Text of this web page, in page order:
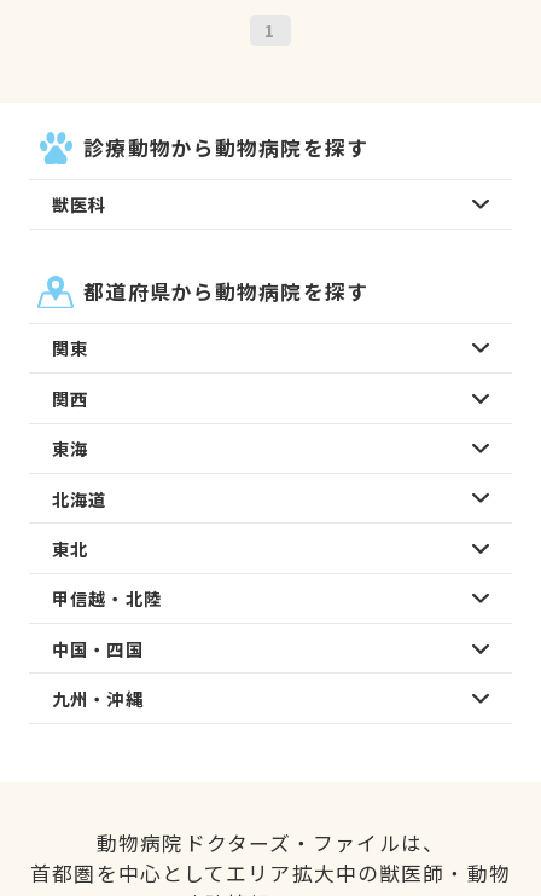
1
診療動物から動物病院を探す
獣医科
都道府県から動物病院を探す
関東
関西
東海
北海道
東北
甲信越・北陸
中国・四国
九州・沖縄
動物病院ドクターズ・ファイルは、
首都圏を中心としてエリア拡大中の獣医師・動物